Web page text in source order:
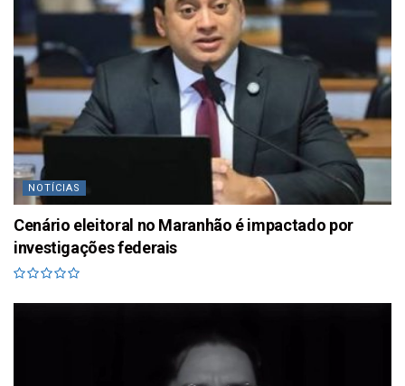
NOTÍCIAS
Cenário eleitoral no Maranhão é impactado por
investigações federais